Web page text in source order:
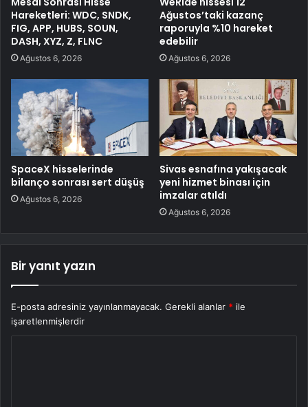
Hareketleri: WDC, SNDK,
FIG, APP, HUBS, SOUN,
DASH, XYZ, Z, FLNC
Ağustos 6, 2026
Ağustos’taki kazanç
raporuyla %10 hareket
edebilir
Ağustos 6, 2026
SpaceX hisselerinde
bilanço sonrası sert düşüş
Ağustos 6, 2026
Sivas esnafına yakışacak
yeni hizmet binası için
imzalar atıldı
Ağustos 6, 2026
Bir yanıt yazın
E-posta adresiniz yayınlanmayacak. Gerekli alanlar * ile
işaretlenmişlerdir